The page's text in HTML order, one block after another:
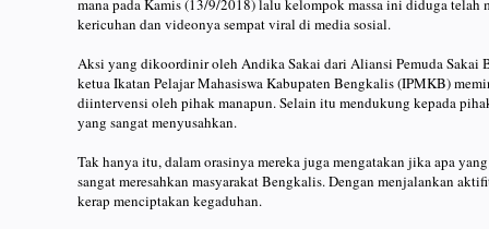
mana pada Kamis (13/9/2018) lalu kelompok massa ini diduga
kericuhan dan videonya sempat viral di media sosial.
Aksi yang dikoordinir oleh Andika Sakai dari Aliansi Pemuda Sakai
ketua Ikatan Pelajar Mahasiswa Kabupaten Bengkalis (IPMKB)
diintervensi oleh pihak manapun. Selain itu mendukung kepada
yang sangat menyusahkan.
Tak hanya itu, dalam orasinya mereka juga mengatakan jika apa
sangat meresahkan masyarakat Bengkalis. Dengan menjalankan
kerap menciptakan kegaduhan.